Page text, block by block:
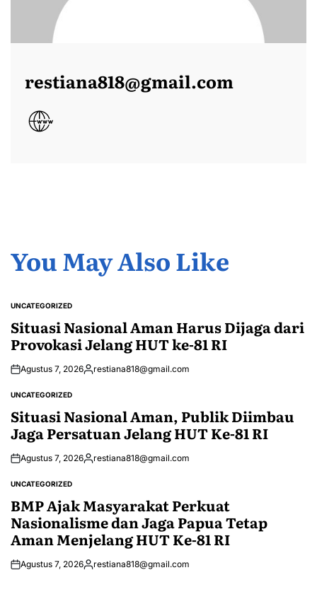
restiana818@gmail.com
You May Also Like
POSTED
UNCATEGORIZED
Situasi Nasional Aman Harus Dijaga dari
Provokasi Jelang HUT ke-81 RI
Agustus 7, 2026Posted
restiana818@gmail.com
POSTED
UNCATEGORIZED
Situasi Nasional Aman, Publik Diimbau
Jaga Persatuan Jelang HUT Ke-81 RI
Agustus 7, 2026Posted
restiana818@gmail.com
POSTED
UNCATEGORIZED
BMP Ajak Masyarakat Perkuat
Nasionalisme dan Jaga Papua Tetap
Aman Menjelang HUT Ke-81 RI
Agustus 7, 2026Posted
restiana818@gmail.com